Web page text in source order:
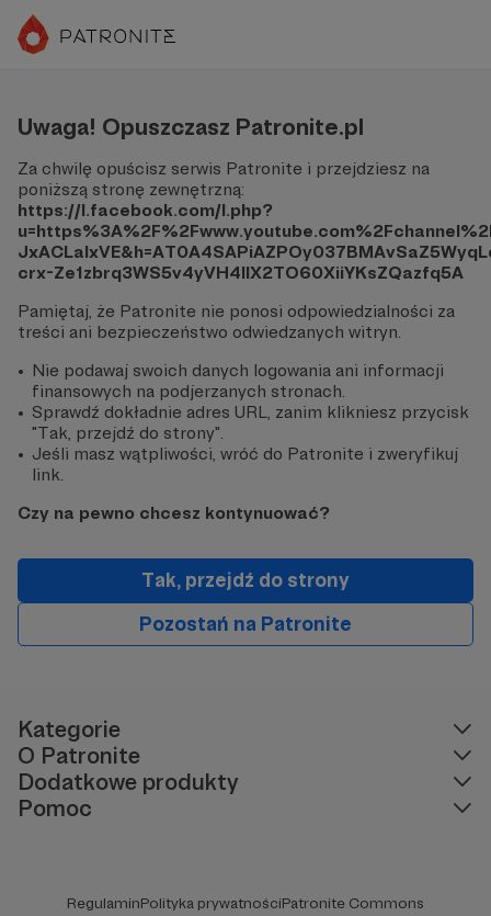
Uwaga! Opuszczasz Patronite.pl
Za chwilę opuścisz serwis Patronite i przejdziesz na
poniższą stronę zewnętrzną:
https://l.facebook.com/l.php?
crx-Ze1zbrq3WS5v4yVH4IIX2TO60XiiYKsZQazfq5A
Pamiętaj, że Patronite nie ponosi odpowiedzialności za
treści ani bezpieczeństwo odwiedzanych witryn.
Nie podawaj swoich danych logowania ani informacji
finansowych na podjerzanych stronach.
Sprawdź dokładnie adres URL, zanim klikniesz przycisk
"Tak, przejdź do strony".
Jeśli masz wątpliwości, wróć do Patronite i zweryfikuj
link.
Czy na pewno chcesz kontynuować?
Tak, przejdź do strony
Pozostań na Patronite
Kategorie
O Patronite
Dodatkowe produkty
Pomoc
RegulaminPolityka prywatnościPatronite Commons